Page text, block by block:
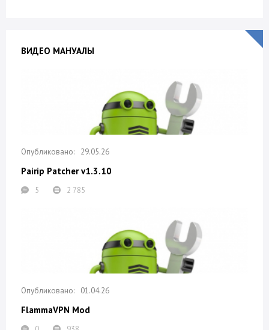
ВИДЕО МАНУАЛЫ
29.05.26
Pairip Patcher v1.3.10
5 2 785
01.04.26
FlammaVPN Mod